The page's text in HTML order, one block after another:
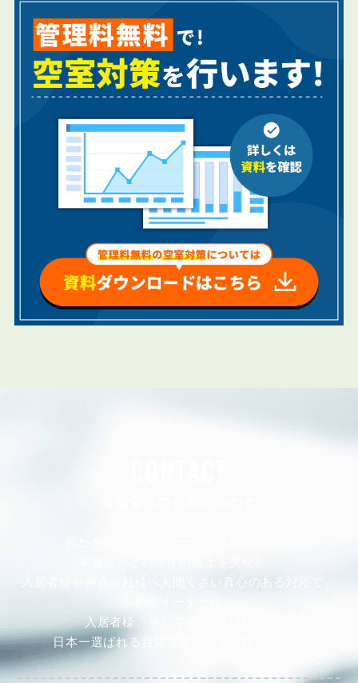
入居者様や仲介会社様へ人間くさい真心のある対応で、
入居者様、そして仲介会社様から
日本一選ばれる賃貸管理会社を目指します。